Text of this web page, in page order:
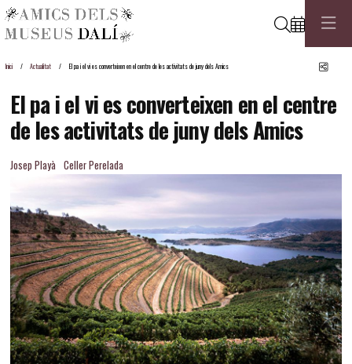
Cerca
Inici Actualitat El pa i el vi es converteixen en el centre de les activitats de juny dels Amics
El pa i el vi es converteixen en el centre
de les activitats de juny dels Amics
Josep Playà Celler Perelada